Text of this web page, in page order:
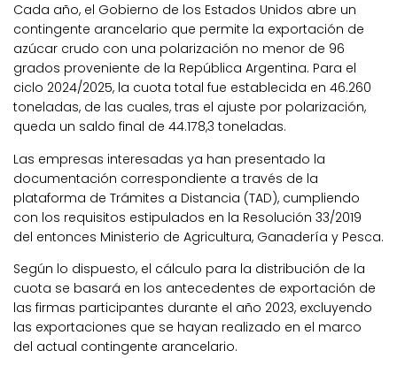
Cada año, el Gobierno de los Estados Unidos abre un
contingente arancelario que permite la exportación de
azúcar crudo con una polarización no menor de 96
grados proveniente de la República Argentina. Para el
ciclo 2024/2025, la cuota total fue establecida en 46.260
toneladas, de las cuales, tras el ajuste por polarización,
queda un saldo final de 44.178,3 toneladas.
Las empresas interesadas ya han presentado la
documentación correspondiente a través de la
plataforma de Trámites a Distancia (TAD), cumpliendo
con los requisitos estipulados en la Resolución 33/2019
del entonces Ministerio de Agricultura, Ganadería y Pesca.
Según lo dispuesto, el cálculo para la distribución de la
cuota se basará en los antecedentes de exportación de
las firmas participantes durante el año 2023, excluyendo
las exportaciones que se hayan realizado en el marco
del actual contingente arancelario.